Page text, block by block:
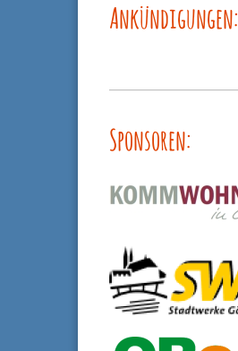
Ankündigungen:
Sponsoren: